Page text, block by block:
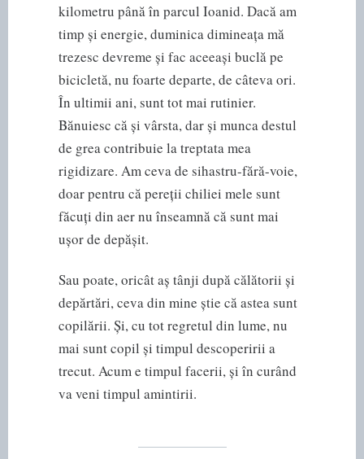
kilometru până în parcul Ioanid. Dacă am
timp și energie, duminica dimineața mă
trezesc devreme și fac aceeași buclă pe
bicicletă, nu foarte departe, de câteva ori.
În ultimii ani, sunt tot mai rutinier.
Bănuiesc că și vârsta, dar și munca destul
de grea contribuie la treptata mea
rigidizare. Am ceva de sihastru-fără-voie,
doar pentru că pereții chiliei mele sunt
făcuți din aer nu înseamnă că sunt mai
ușor de depășit.
Sau poate, oricât aș tânji după călătorii și
depărtări, ceva din mine știe că astea sunt
copilării. Și, cu tot regretul din lume, nu
mai sunt copil și timpul descoperirii a
trecut. Acum e timpul facerii, și în curând
va veni timpul amintirii.